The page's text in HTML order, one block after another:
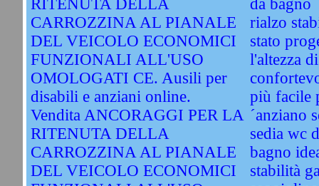
RITENUTA DELLA
CARROZZINA AL PIANALE
DEL VEICOLO ECONOMICI
FUNZIONALI ALL'USO
OMOLOGATI CE. Ausili per
disabili e anziani online.
Vendita ANCORAGGI PER LA
RITENUTA DELLA
CARROZZINA AL PIANALE
DEL VEICOLO ECONOMICI
da bagno
rialzo
stato
l'altezza
più facile
´anziano
sedia wc
bagno
stabilità